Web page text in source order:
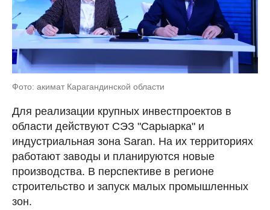
Фото: акимат Карагандинской области
Для реализации крупных инвестпроектов в
области действуют СЭЗ "Сарыарка" и
индустриальная зона Saran. На их территориях
работают заводы и планируются новые
производства. В перспективе в регионе
строительство и запуск малых промышленных
зон.